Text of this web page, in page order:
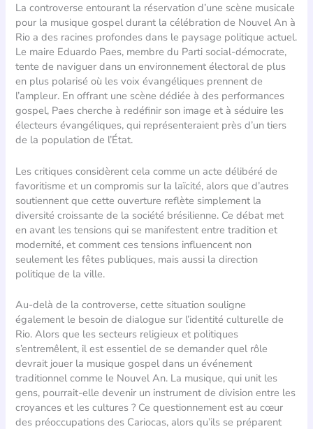
La controverse entourant la réservation d’une scène musicale
pour la musique gospel durant la célébration de Nouvel An à
Rio a des racines profondes dans le paysage politique actuel.
Le maire Eduardo Paes, membre du Parti social-démocrate,
tente de naviguer dans un environnement électoral de plus
en plus polarisé où les voix évangéliques prennent de
l’ampleur. En offrant une scène dédiée à des performances
gospel, Paes cherche à redéfinir son image et à séduire les
électeurs évangéliques, qui représenteraient près d’un tiers
de la population de l’État.
Les critiques considèrent cela comme un acte délibéré de
favoritisme et un compromis sur la laïcité, alors que d’autres
soutiennent que cette ouverture reflète simplement la
diversité croissante de la société brésilienne. Ce débat met
en avant les tensions qui se manifestent entre tradition et
modernité, et comment ces tensions influencent non
seulement les fêtes publiques, mais aussi la direction
politique de la ville.
Au-delà de la controverse, cette situation souligne
également le besoin de dialogue sur l’identité culturelle de
Rio. Alors que les secteurs religieux et politiques
s’entremêlent, il est essentiel de se demander quel rôle
devrait jouer la musique gospel dans un événement
traditionnel comme le Nouvel An. La musique, qui unit les
gens, pourrait-elle devenir un instrument de division entre les
croyances et les cultures ? Ce questionnement est au cœur
des préoccupations des Cariocas, alors qu’ils se préparent